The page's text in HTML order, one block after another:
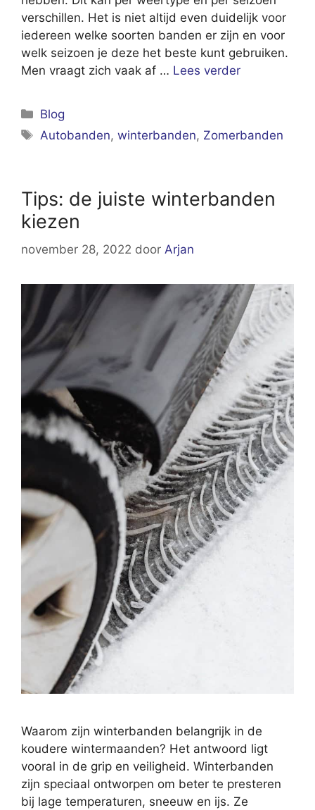
verschillen. Het is niet altijd even duidelijk voor
iedereen welke soorten banden er zijn en voor
welk seizoen je deze het beste kunt gebruiken.
Men vraagt zich vaak af … Lees verder
Categorieën
Blog
Tags
Autobanden,winterbanden, Zomerbanden
Tips: de juiste winterbanden
kiezen
november 28, 2022 door Arjan
Waarom zijn winterbanden belangrijk in de
koudere wintermaanden? Het antwoord ligt
vooral in de grip en veiligheid. Winterbanden
zijn speciaal ontworpen om beter te presteren
bij lage temperaturen, sneeuw en ijs. Ze